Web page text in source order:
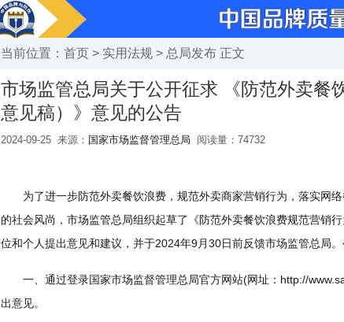
当前位置： 首页 > 实用法规 > 总局发布 正文
市场监管总局关于公开征求 《防范外卖餐
意见稿）》意见的公告
2024-09-25 来源： 国家市场监督管理总局 阅读量： 74732
为了进一步防范外卖餐饮浪费，规范外卖商家营销行为，落实网络
的社会风尚，市场监管总局组织起草了《防范外卖餐饮浪费规范营销
位和个人提出意见和建议，并于2024年9月30日前反馈市场监管总局
一、通过登录国家市场监督管理总局官方网站(网址：http://
出意见。